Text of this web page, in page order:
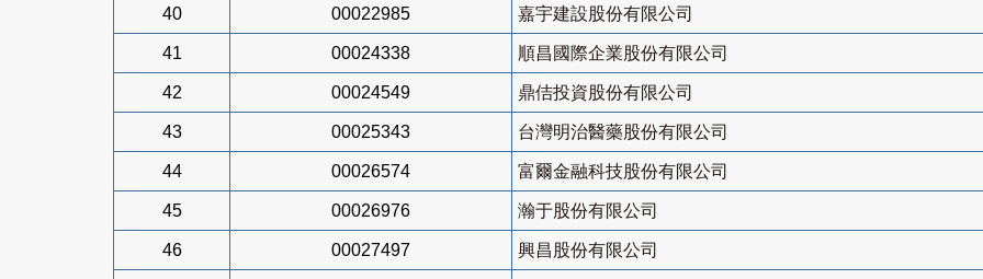
40 00022985 嘉宇建設股份有限公司
41 00024338 順昌國際企業股份有限公司
42 00024549 鼎佶投資股份有限公司
43 00025343 台灣明治醫藥股份有限公司
44 00026574 富爾金融科技股份有限公司
45 00026976 瀚于股份有限公司
46 00027497 興昌股份有限公司